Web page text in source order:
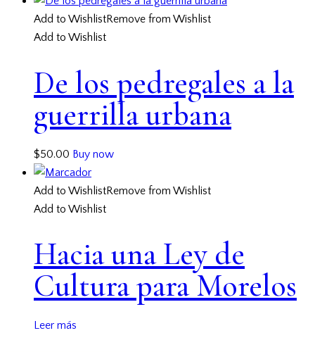
Add to WishlistRemove from Wishlist
Add to Wishlist
De los pedregales a la
guerrilla urbana
$50.00 Buy now
Add to WishlistRemove from Wishlist
Add to Wishlist
Hacia una Ley de
Cultura para Morelos
Leer más